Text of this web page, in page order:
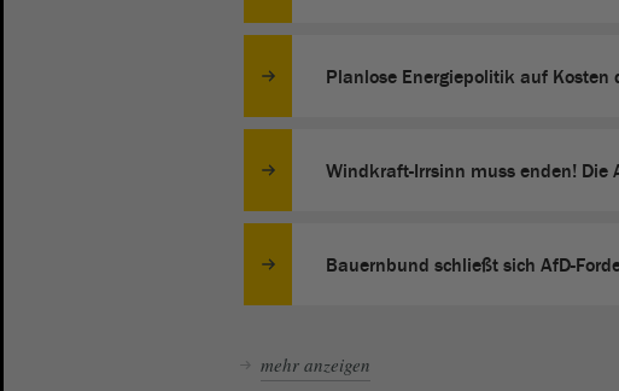
Planlose Energiepolitik auf Kosten
Windkraft-Irrsinn muss enden! Die
Bauernbund schließt sich AfD-
mehr anzeigen